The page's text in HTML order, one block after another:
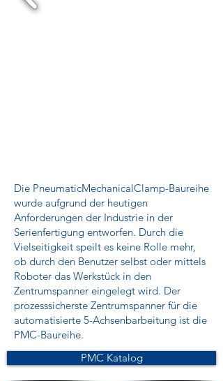
Die PneumaticMechanicalClamp-Baureihe
wurde aufgrund der heutigen
Anforderungen der Industrie in der
Serienfertigung entworfen. Durch die
Vielseitigkeit speilt es keine Rolle mehr,
ob durch den Benutzer selbst oder mittels
Roboter das Werkstück in den
Zentrumspanner eingelegt wird. Der
prozesssicherste Zentrumspanner für die
automatisierte 5-Achsenbarbeitung ist die
PMC-Baureihe.
PMC Katalog